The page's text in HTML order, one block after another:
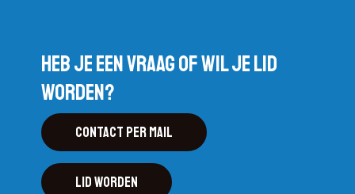
Heb je een vraag of wil je lid
worden?
Contact per mail
Lid worden